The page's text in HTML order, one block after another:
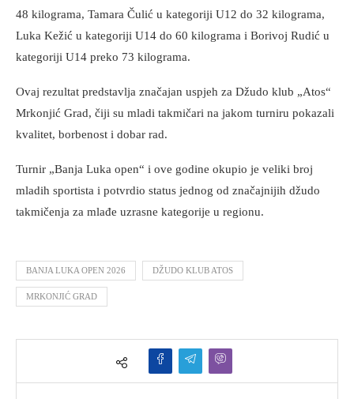
48 kilograma, Tamara Čulić u kategoriji U12 do 32 kilograma,
Luka Kežić u kategoriji U14 do 60 kilograma i Borivoj Rudić u
kategoriji U14 preko 73 kilograma.
Ovaj rezultat predstavlja značajan uspjeh za Džudo klub „Atos“
Mrkonjić Grad, čiji su mladi takmičari na jakom turniru pokazali
kvalitet, borbenost i dobar rad.
Turnir „Banja Luka open“ i ove godine okupio je veliki broj
mladih sportista i potvrdio status jednog od značajnijih džudo
takmičenja za mlađe uzrasne kategorije u regionu.
BANJA LUKA OPEN 2026 DŽUDO KLUB ATOS
MRKONJIĆ GRAD